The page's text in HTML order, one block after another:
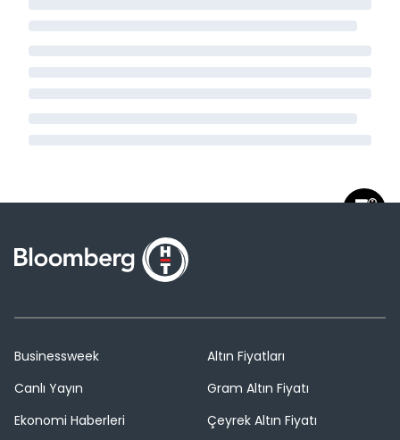
Businessweek
Canlı Yayın
Ekonomi Haberleri
Altın Fiyatları
Gram Altın Fiyatı
Çeyrek Altın Fiyatı